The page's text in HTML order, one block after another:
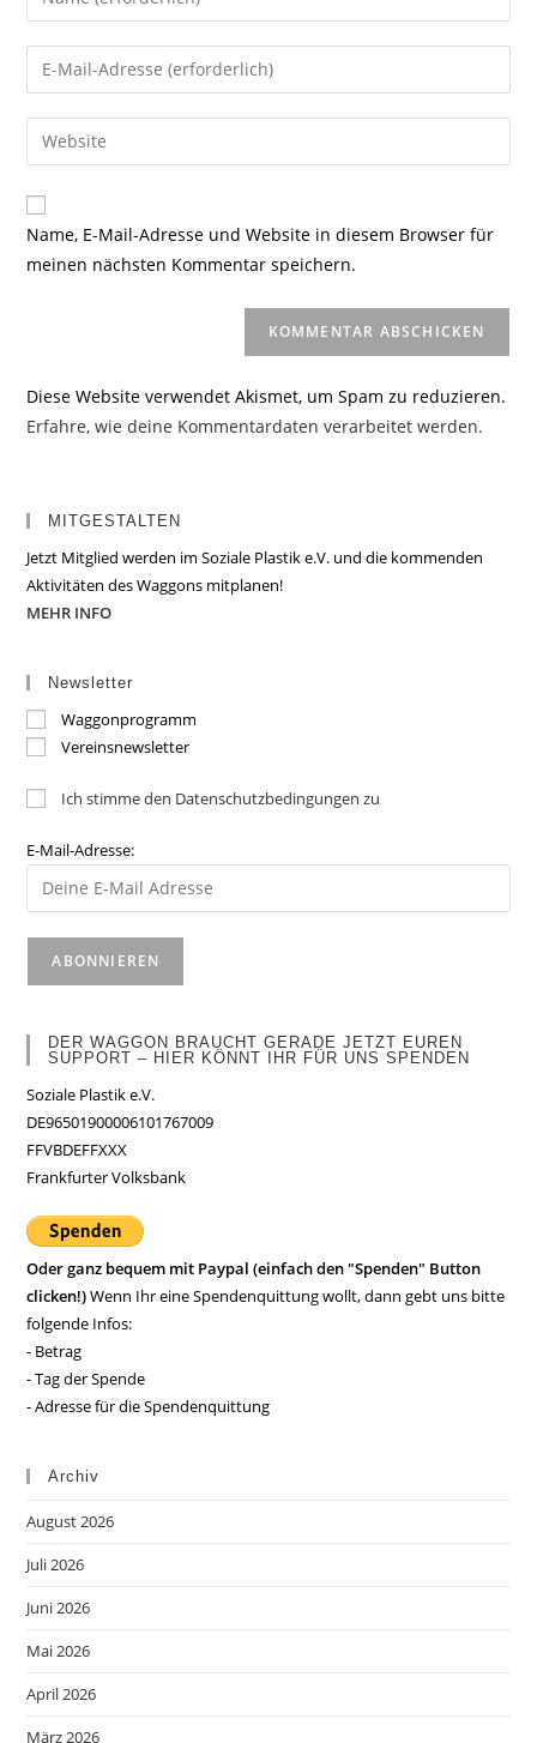
deinen
Namen
oder
zum
Kommentieren
ein
Gib
deine
E-
Mail-
zum
Kommentieren
ein
Gib
deine
Website-
URL
Name, E-Mail-Adresse und Website in diesem Browser für
meinen nächsten Kommentar speichern.
Diese Website verwendet Akismet, um Spam zu reduzieren.
Erfahre, wie deine Kommentardaten verarbeitet werden.
MITGESTALTEN
Jetzt Mitglied werden im Soziale Plastik e.V. und die kommenden
Aktivitäten des Waggons mitplanen!
MEHR INFO
Newsletter
Waggonprogramm
Vereinsnewsletter
Ich stimme den Datenschutzbedingungen zu
E-Mail-Adresse:
DER WAGGON BRAUCHT GERADE JETZT EUREN
SUPPORT – HIER KÖNNT IHR FÜR UNS SPENDEN
Soziale Plastik e.V.
DE96501900006101767009
FFVBDEFFXXX
Frankfurter Volksbank
Oder ganz bequem mit Paypal (einfach den "Spenden" Button
clicken!)Wenn Ihr eine Spendenquittung wollt, dann gebt uns bitte
folgende Infos:
- Betrag
- Tag der Spende
- Adresse für die Spendenquittung
Archiv
August 2026
Juli 2026
Juni 2026
Mai 2026
April 2026
März 2026